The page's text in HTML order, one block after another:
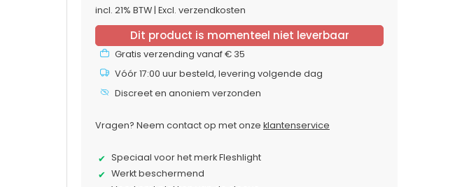
incl. 21% BTW | Excl. verzendkosten
Dit product is momenteel niet leverbaar
Gratis verzending vanaf € 35
Vóór 17:00 uur besteld, levering volgende dag
Discreet en anoniem verzonden
Vragen? Neem contact op met onze klantenservice
Speciaal voor het merk Fleshlight
Werkt beschermend